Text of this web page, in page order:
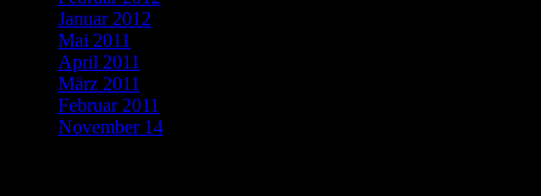
Januar 2012
Mai 2011
April 2011
März 2011
Februar 2011
November 14